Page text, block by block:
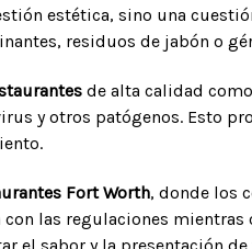
estética, sino una
residuos de jabón o
de alta calidad
y otros patógenos. Esto
Fort Worth, donde los
las regulaciones
el sabor y la presentación